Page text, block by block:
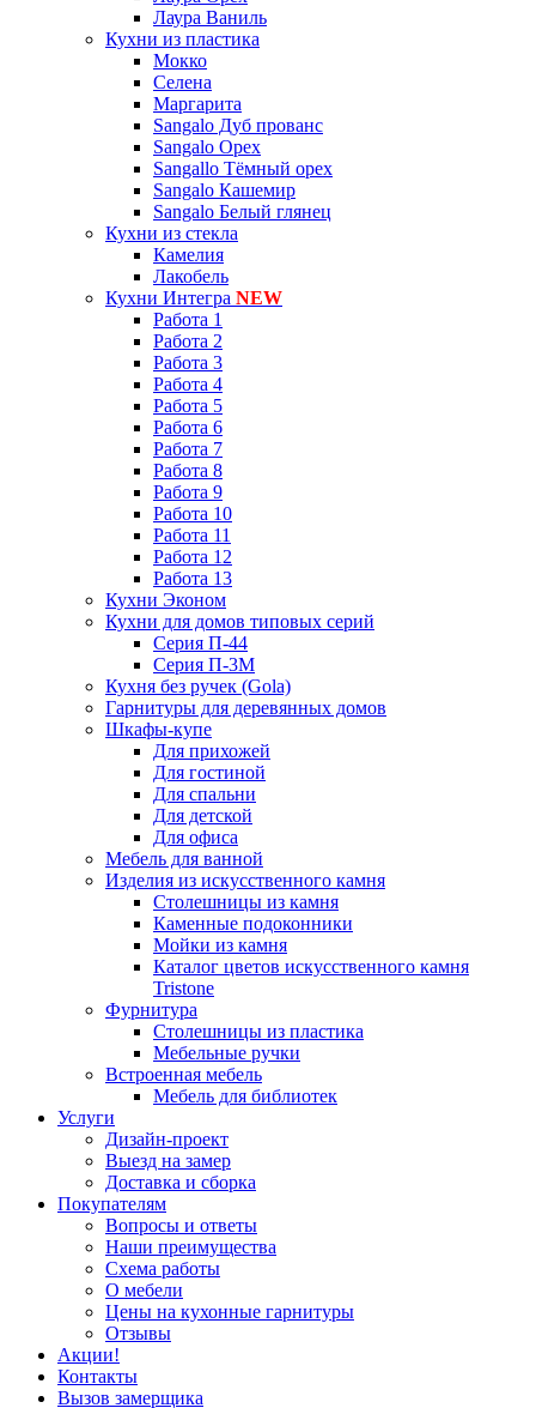
Лаура Ваниль
Кухни из пластика
Мокко
Селена
Маргарита
Sangalo Дуб прованс
Sangalo Орех
Sangallo Тёмный орех
Sangalo Кашемир
Sangalo Белый глянец
Кухни из стекла
Камелия
Лакобель
Кухни Интегра NEW
Работа 1
Работа 2
Работа 3
Работа 4
Работа 5
Работа 6
Работа 7
Работа 8
Работа 9
Работа 10
Работа 11
Работа 12
Работа 13
Кухни Эконом
Кухни для домов типовых серий
Серия П-44
Серия П-3М
Кухня без ручек (Gola)
Гарнитуры для деревянных домов
Шкафы-купе
Для прихожей
Для гостиной
Для спальни
Для детской
Для офиса
Мебель для ванной
Изделия из искусственного камня
Столешницы из камня
Каменные подоконники
Мойки из камня
Каталог цветов искусственного камня
Tristone
Фурнитура
Столешницы из пластика
Мебельные ручки
Встроенная мебель
Мебель для библиотек
Услуги
Дизайн-проект
Выезд на замер
Доставка и сборка
Покупателям
Вопросы и ответы
Наши преимущества
Схема работы
О мебели
Цены на кухонные гарнитуры
Отзывы
Акции!
Контакты
Вызов замерщика